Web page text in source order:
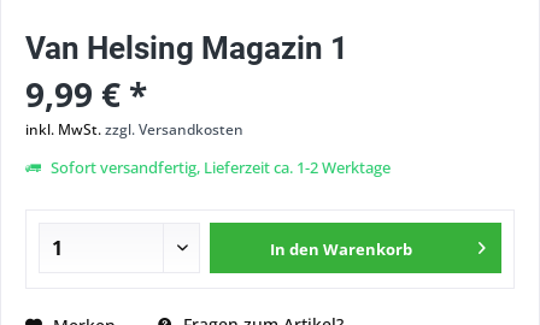
Van Helsing Magazin 1
9,99 € *
inkl. MwSt.zzgl. Versandkosten
Sofort versandfertig, Lieferzeit ca. 1-2 Werktage
In den Warenkorb